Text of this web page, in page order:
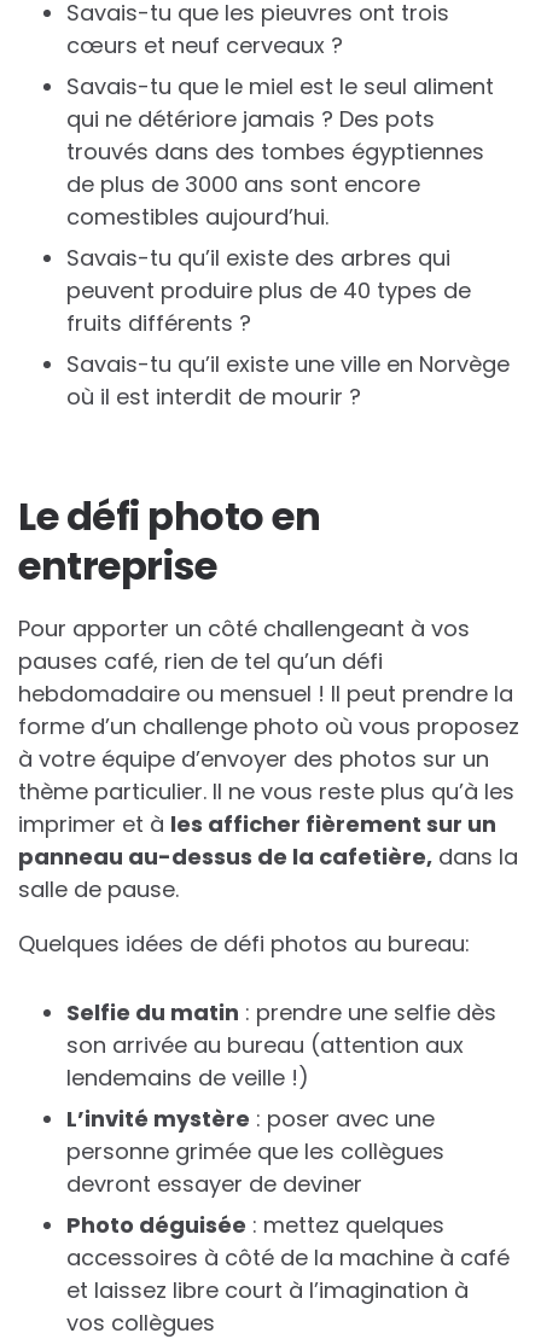
Savais-tu que les pieuvres ont trois
cœurs et neuf cerveaux ?
Savais-tu que le miel est le seul aliment
qui ne détériore jamais ? Des pots
trouvés dans des tombes égyptiennes
de plus de 3000 ans sont encore
comestibles aujourd’hui.
Savais-tu qu’il existe des arbres qui
peuvent produire plus de 40 types de
fruits différents ?
Savais-tu qu’il existe une ville en Norvège
où il est interdit de mourir ?
Le défi photo en
entreprise
Pour apporter un côté challengeant à vos
pauses café, rien de tel qu’un défi
hebdomadaire ou mensuel ! Il peut prendre la
forme d’un challenge photo où vous proposez
à votre équipe d’envoyer des photos sur un
thème particulier. Il ne vous reste plus qu’à les
imprimer et à les afficher fièrement sur un
panneau au-dessus de la cafetière, dans la
salle de pause.
Quelques idées de défi photos au bureau:
Selfie du matin : prendre une selfie dès
son arrivée au bureau (attention aux
lendemains de veille !)
L’invité mystère : poser avec une
personne grimée que les collègues
devront essayer de deviner
Photo déguisée : mettez quelques
accessoires à côté de la machine à café
et laissez libre court à l’imagination à
vos collègues